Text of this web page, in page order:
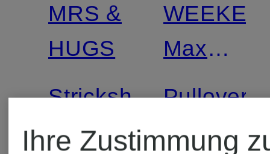
Zertifiziert
MRS &
HUGS
Strickshirt
aus
Max
Mara
Pullover
XENO
Ihre Zustimmung